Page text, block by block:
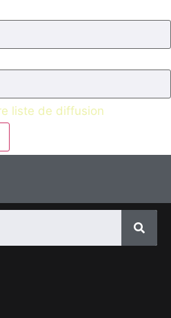
liste de diffusion